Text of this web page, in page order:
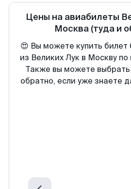
Цены на авиабилеты
Москва (туда и
😍 Вы можете купить билет
из Великих Лук в Москву по
Также вы можете выбрать
обратно, если уже знаете